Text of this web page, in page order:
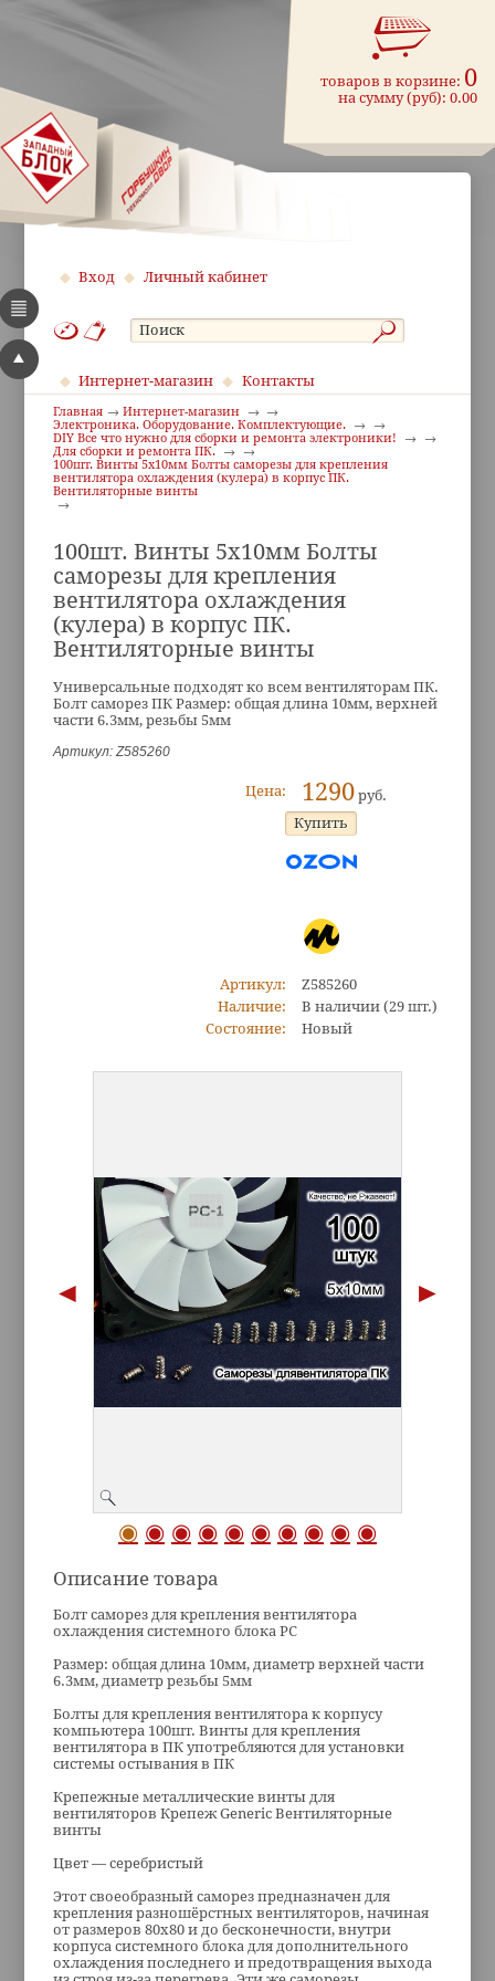
товаров в корзине: 0
на сумму (руб):0.00
Вход Личный кабинет
Интернет-магазин Контакты
Главная
Интернет-магазин
Электроника. Оборудование. Комплектующие.
DIY Все что нужно для сборки и ремонта электроники!
Для сборки и ремонта ПК.
100шт. Винты 5x10мм Болты саморезы для крепления
вентилятора охлаждения (кулера) в корпус ПК.
Вентиляторные винты
100шт. Винты 5x10мм Болты
саморезы для крепления
вентилятора охлаждения
(кулера) в корпус ПК.
Вентиляторные винты
Универсальные подходят ко всем вентиляторам ПК.
Болт саморез ПК Размер: общая длина 10мм, верхней
части 6.3мм, резьбы 5мм
Артикул: Z585260
Цена: 1290руб.
Артикул:
Z585260
Наличие:
В наличии (29 шт.)
Состояние:
Новый
Описание товара
Болт саморез для крепления вентилятора
охлаждения системного блока PC
Размер: общая длина 10мм, диаметр верхней части
6.3мм, диаметр резьбы 5мм
Болты для крепления вентилятора к корпусу
компьютера 100шт. Винты для крепления
вентилятора в ПК употребляются для установки
системы остывания в ПК
Крепежные металлические винты для
вентиляторов Крепеж Generic Вентиляторные
винты
Цвет — серебристый
Этот своеобразный саморез предназначен для
крепления разношёрстных вентиляторов, начиная
от размеров 80х80 и до бесконечности, внутри
корпуса системного блока для дополнительного
охлаждения последнего и предотвращения выхода